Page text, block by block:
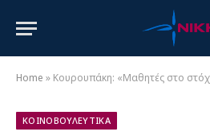
Home » Κουρουπάκη: «Μαθητές στο στόχαστρο κυκλωμάτων ναρκωτικών –
ΚΟΙΝΟΒΟΥΛΕΥΤΙΚΑ